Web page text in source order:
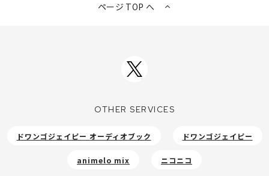
ページ TOP へ
OTHER SERVICES
ドワンゴジェイピー オーディオブック ドワンゴジェイピー
animelo mix ニコニコ